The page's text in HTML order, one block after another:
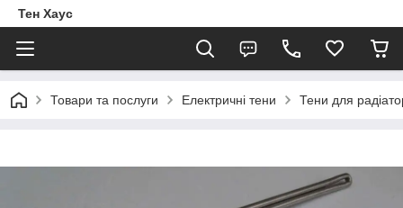
Тен Хаус
Товари та послуги Електричні тени Тени для